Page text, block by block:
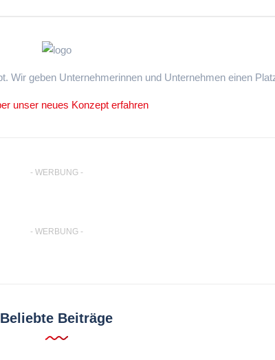
Wir geben Unternehmerinnen und Unternehmen einen
unser neues Konzept erfahren
- WERBUNG -
- WERBUNG -
Beliebte Beiträge